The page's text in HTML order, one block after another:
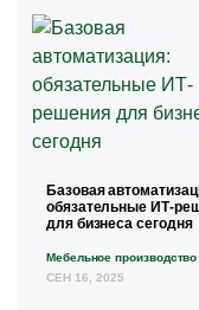
Базовая
обязательные ИТ-
для бизнеса сегодня
Мебельное производство
СЕН 16, 2025